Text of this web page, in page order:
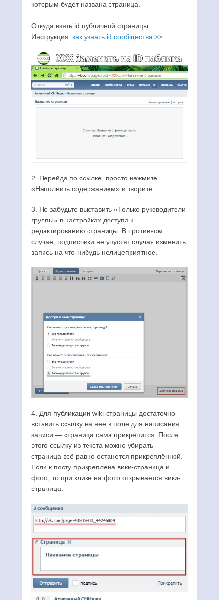
которым будет названа страница.
Откуда взять id публичной страницы:
Инструкция: как узнать id сообщества >>
2. Перейдя по ссылке, просто нажмите
«Наполнить содержанием» и творите.
3. Не забудьте выставить «Только руководители
группы» в настройках доступа к
редактированию страницы. В противном
случае, подписчики не упустят случая изменить
запись на что-нибудь нелицеприятное.
4. Для публикации wiki-страницы достаточно
вставить ссылку на неё в поле для написания
записи — страница сама прикрепится. После
этого ссылку из текста можно убирать —
страница всё равно останется прикреплённой.
Если к посту прикреплена вики-страница и
фото, то при клике на фото открывается вики-
страница.